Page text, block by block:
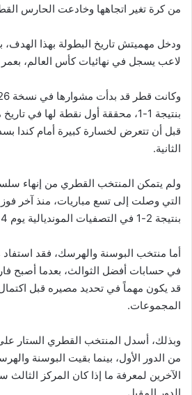
من كرة تغير اتجاهها وخادعت الحارس
ودخل مهميتش تاريخ البطولة بهذا الهدف،
لاعب يسجل في نهائيات كأس العالم، بعمر 18 عاماً و276 يوماً.
بنتيجة 1-1، محققة أول نقطة لها في
قبل أن تتعرض لخسارة كبيرة أمام كندا
الثانية.
ولم يتمكن المنتخب القطري من إنهاء
التي وصلت إلى تسع مباريات، منذ آخر
بنتيجة 2-1 في التصفيات المونديالية يوم 14 أكتوبر 2025.
أما منتخب البوسنة والهرسك، فقد
قد يكون مهماً في تحديد مصيره قبل
المجموعات.
وبذلك، أسدل المنتخب القطري الستار
من الدور الأول، بينما بقيت البوسنة
الآخرين لمعرفة ما إذا كان المركز الثالث